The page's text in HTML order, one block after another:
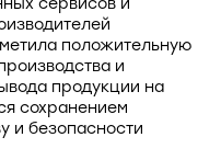
положительную
и
продукции на
сохранением
и безопасности